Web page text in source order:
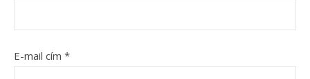
E-mail cím *